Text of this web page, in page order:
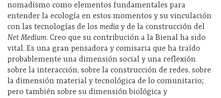
nomadismo como elementos fundamentales para
entender la ecología en estos momentos y su vinculación
con las tecnologías de los media y de la construcción del
Net Medium. Creo que su contribución a la Bienal ha sido
vital. Es una gran pensadora y comisaria que ha traído
probablemente una dimensión social y una reflexión
sobre la interacción, sobre la construcción de redes, sobre
la dimensión material y tecnológica de lo comunitario;
pero también sobre su dimensión biológica y